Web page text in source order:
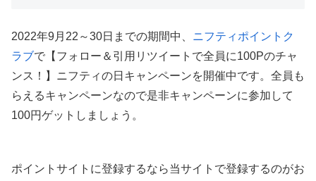
2022年9月22～30日までの期間中、 ニフティポイントク
ラブで【フォロー＆引用リツイートで全員に100Pのチャ
ンス！】ニフティの日キャンペーンを開催中です。全員も
らえるキャンペーンなので是非キャンペーンに参加して
100円ゲットしましょう。
ポイントサイトに登録するなら当サイトで登録するのがお